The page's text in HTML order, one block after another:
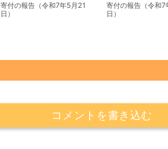
寄付の報告（令和7年5月21
日）
寄付の報告（令和
日）
コメントを書き込む